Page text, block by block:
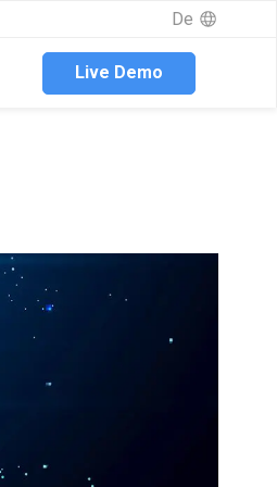
De
Live Demo